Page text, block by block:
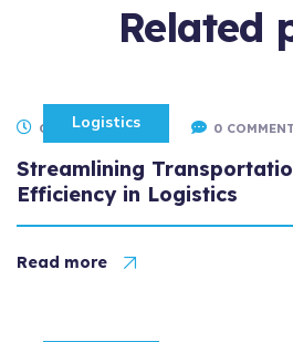
Related
Logistics
OCTOBER 14, 2022 0
Streamlining
Efficiency in Logistics
Read more